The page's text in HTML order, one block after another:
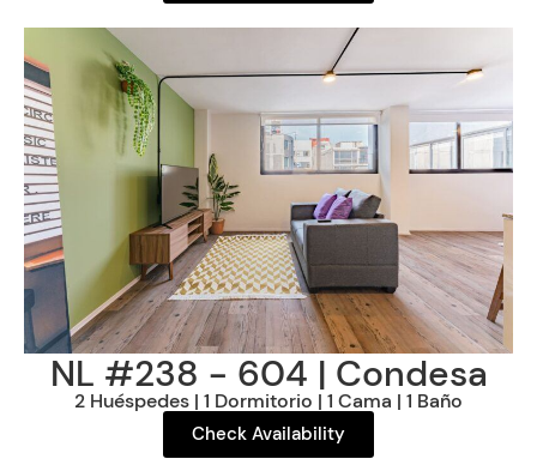
NL #238 - 604 | Condesa
2 Huéspedes | 1 Dormitorio | 1 Cama | 1 Baño
Check Availability